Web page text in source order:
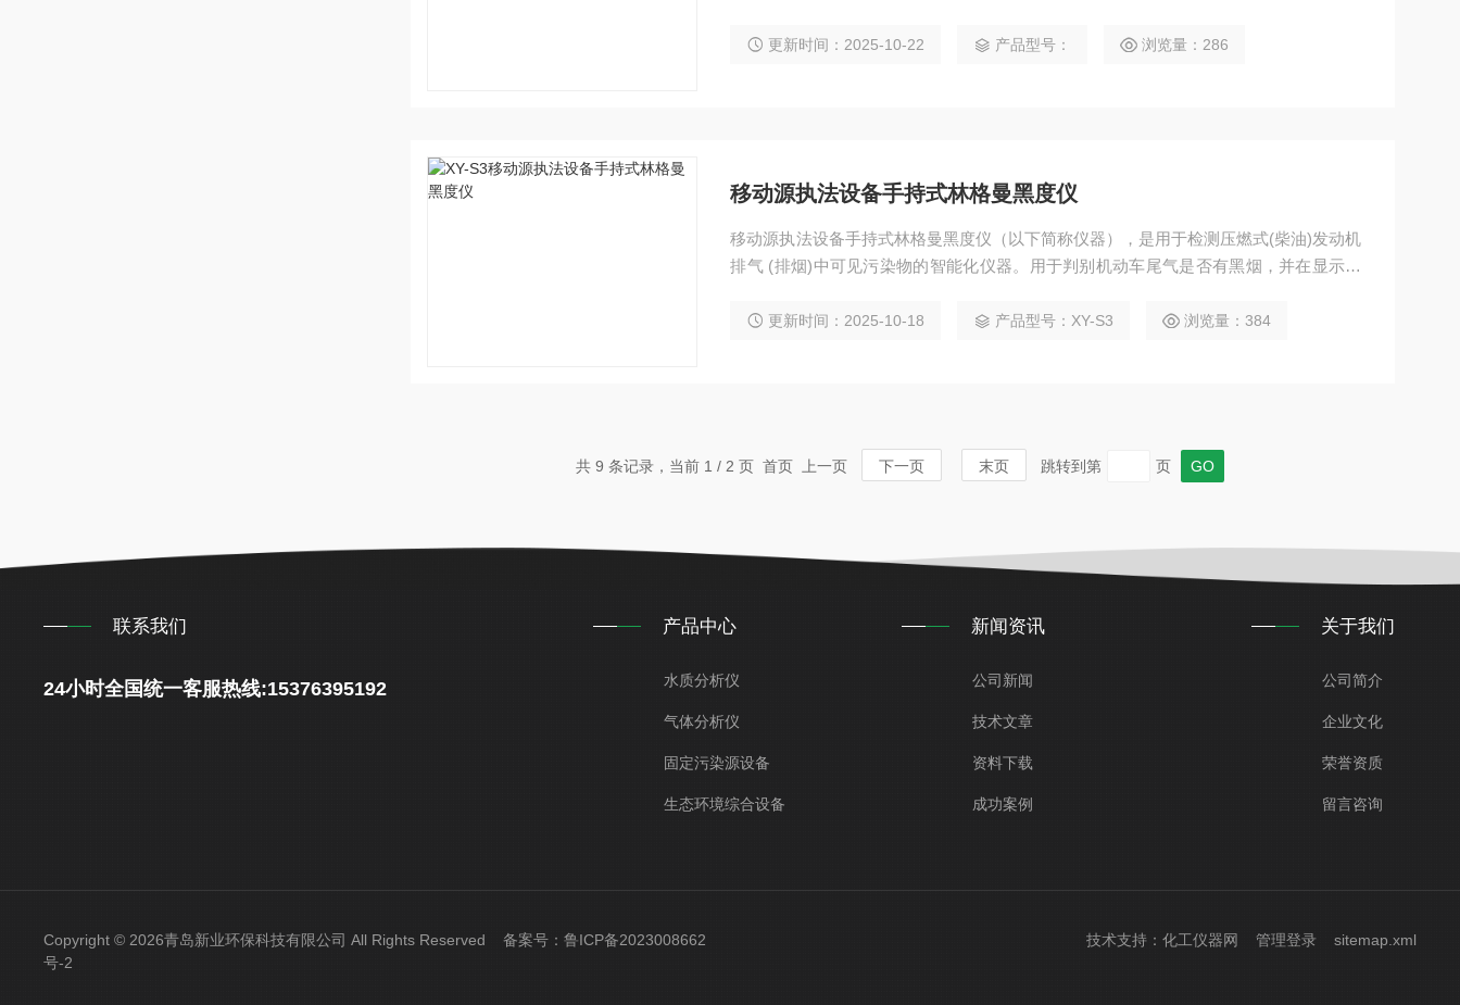
更新时间：2025-10-22 产品型号： 浏览量：286
移动源执法设备手持式林格曼黑度仪
移动源执法设备手持式林格曼黑度仪（以下简称仪器），是用于检测压燃式(柴油)发动机
排气 (排烟)中可见污染物的智能化仪器。用于判别机动车尾气是否有黑烟，并在显示屏
测、年检站上线检测等。
更新时间：2025-10-18 产品型号：XY-S3 浏览量：384
共 9 条记录，当前 1 / 2 页 首页 上一页 下一页 末页 跳转到第 页
联系我们
24小时全国统一客服热线:15376395192
产品中心
水质分析仪
气体分析仪
固定污染源设备
生态环境综合设备
新闻资讯
公司新闻
技术文章
资料下载
成功案例
关于我们
公司简介
企业文化
荣誉资质
留言咨询
Copyright © 2026青岛新业环保科技有限公司 All Rights Reserved 备案号：鲁ICP备2023008662
号-2
技术支持： 化工仪器网 管理登录 sitemap.xml